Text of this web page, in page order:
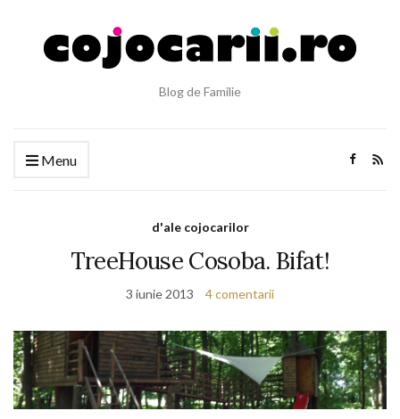
Blog de Familie
Menu
d'ale cojocarilor
TreeHouse Cosoba. Bifat!
3 iunie 2013 4 comentarii